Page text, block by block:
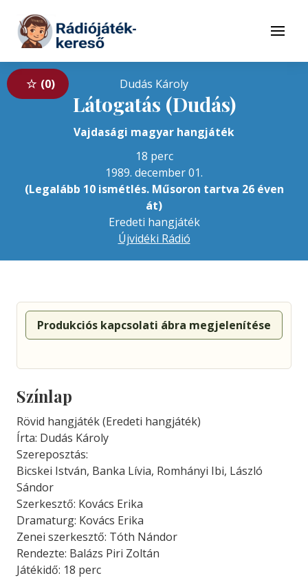
Tovább a tartalomhoz
Menü
0 Dudás Károly
Látogatás (Dudás)
Vajdasági magyar hangjáték
18 perc
1989. december 01.
(Legalább 10 ismétlés. Műsoron tartva 26 éven
át)
Eredeti hangjáték
Újvidéki Rádió
Produkciós kapcsolati ábra megjelenítése
Színlap
Rövid hangjáték (Eredeti hangjáték)
Írta: Dudás Károly
Szereposztás:
Bicskei István, Banka Lívia, Romhányi Ibi, László
Sándor
Szerkesztő: Kovács Erika
Dramaturg: Kovács Erika
Zenei szerkesztő: Tóth Nándor
Rendezte: Balázs Piri Zoltán
Játékidő: 18 perc